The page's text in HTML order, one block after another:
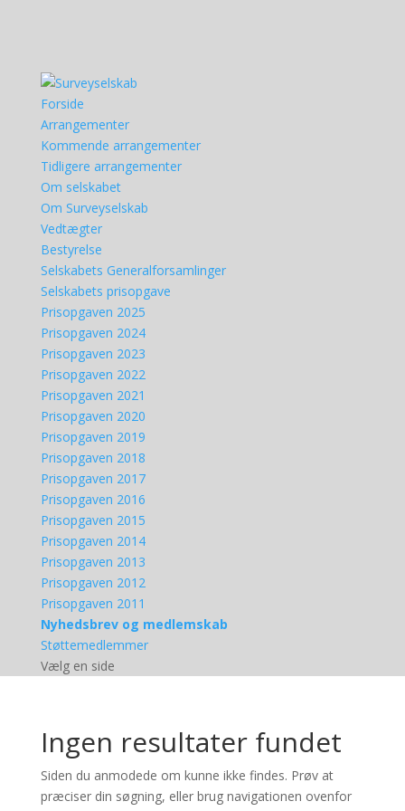
Forside
Arrangementer
Kommende arrangementer
Tidligere arrangementer
Om selskabet
Om Surveyselskab
Vedtægter
Bestyrelse
Selskabets Generalforsamlinger
Selskabets prisopgave
Prisopgaven 2025
Prisopgaven 2024
Prisopgaven 2023
Prisopgaven 2022
Prisopgaven 2021
Prisopgaven 2020
Prisopgaven 2019
Prisopgaven 2018
Prisopgaven 2017
Prisopgaven 2016
Prisopgaven 2015
Prisopgaven 2014
Prisopgaven 2013
Prisopgaven 2012
Prisopgaven 2011
Nyhedsbrev og medlemskab
Støttemedlemmer
Vælg en side
Ingen resultater fundet
Siden du anmodede om kunne ikke findes. Prøv at
præciser din søgning, eller brug navigationen ovenfor